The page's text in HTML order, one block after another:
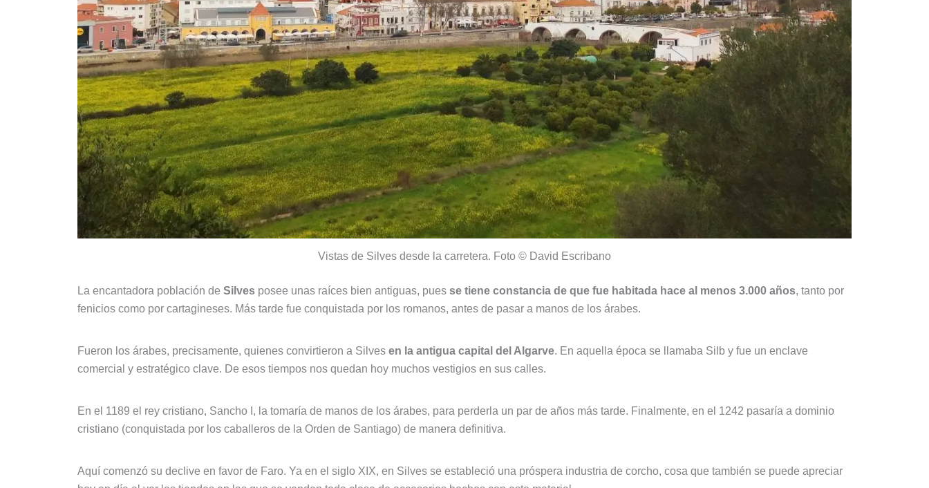
Vistas de Silves desde la carretera. Foto © David Escribano
La encantadora población de Silves posee unas raíces bien antiguas, pues se tiene constancia de que fue habitada hace al menos 3.000 años, tanto por
fenicios como por cartagineses. Más tarde fue conquistada por los romanos, antes de pasar a manos de los árabes.
Fueron los árabes, precisamente, quienes convirtieron a Silves en la antigua capital del Algarve. En aquella época se llamaba Silb y fue un enclave
comercial y estratégico clave. De esos tiempos nos quedan hoy muchos vestigios en sus calles.
En el 1189 el rey cristiano, Sancho I, la tomaría de manos de los árabes, para perderla un par de años más tarde. Finalmente, en el 1242 pasaría a dominio
cristiano (conquistada por los caballeros de la Orden de Santiago) de manera definitiva.
Aquí comenzó su declive en favor de Faro. Ya en el siglo XIX, en Silves se estableció una próspera industria de corcho, cosa que también se puede apreciar